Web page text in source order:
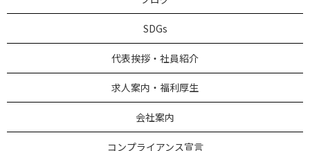
SDGs
代表挨拶・社員紹介
求人案内・福利厚生
会社案内
コンプライアンス宣言